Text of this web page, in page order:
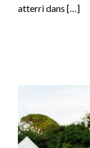
atterri dans […]